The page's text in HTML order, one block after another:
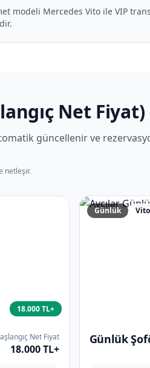
modeli Mercedes Vito ile VIP
Net Fiyat)
güncellenir ve
netleşir.
18.000 TL+
Net Fiyat
18.000 TL+
Günlük Vito
Günlük